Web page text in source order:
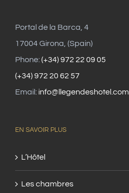
Portal de la Barca, 4
17004 Girona, (Spain)
Phone:(+34) 972 22 09 05
(+34) 972 20 62 57
Email: info@llegendeshotel.com
EN SAVOIR PLUS
L’Hôtel
Les chambres